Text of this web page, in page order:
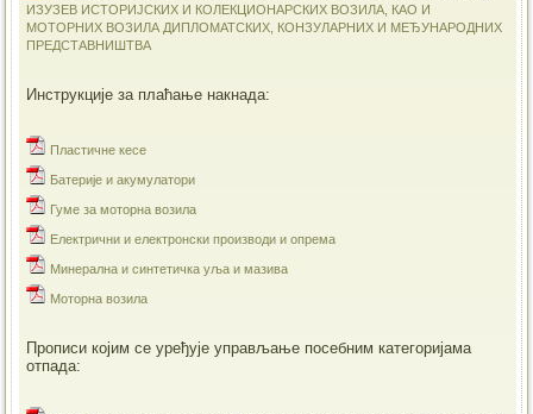
ИЗУЗЕВ ИСТОРИЈСКИХ И КОЛЕКЦИОНАРСКИХ ВОЗИЛА, КАО И
МОТОРНИХ ВОЗИЛА ДИПЛОМАТСКИХ, КОНЗУЛАРНИХ И МЕЂУНАРОДНИХ
ПРЕДСТАВНИШТВА
Инструкције за плаћање накнада:
Пластичне кесе
Батерије и акумулатори
Гуме за моторна возила
Електрични и електронски производи и опрема
Минерална и синтетичка уља и мазива
Моторна возила
Прописи којим се уређује управљање посебним категоријама
отпада: